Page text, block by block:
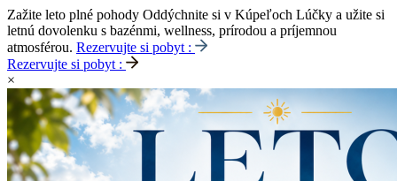
Zažite leto plné pohody Oddýchnite si v Kúpeľoch Lúčky a užite si
letnú dovolenku s bazénmi, wellness, prírodou a príjemnou
atmosférou. Rezervujte si pobyt :
Rezervujte si pobyt :
×